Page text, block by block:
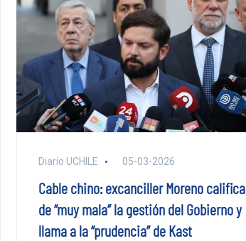
Diario UCHILE 05-03-2026
Cable chino: excanciller Moreno califica
de “muy mala” la gestión del Gobierno y
llama a la “prudencia” de Kast